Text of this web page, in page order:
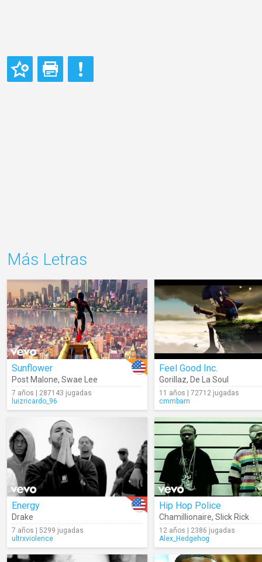
Más Letras
Sunflower
Post Malone, Swae Lee
7 años | 287143 jugadas
luizricardo_96
Feel Good Inc.
Gorillaz, De La Soul
11 años | 72712 jugadas
cmmbarn
Energy
Drake
7 años | 5299 jugadas
ultrxviolence
Hip Hop Police
Chamillionaire, Slick Rick
12 años | 2386 jugadas
Alex_Hedgehog